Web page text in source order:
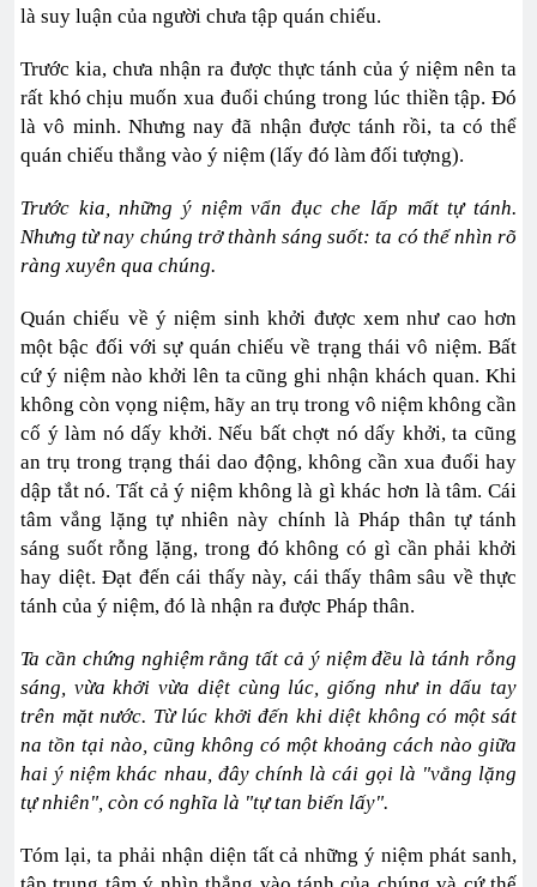
là suy luận của người chưa tập quán chiếu.
Trước kia, chưa nhận ra được thực tánh của ý niệm nên ta
rất khó chịu muốn xua đuổi chúng trong lúc thiền tập. Ðó
là vô minh. Nhưng nay đã nhận được tánh rồi, ta có thể
quán chiếu thẳng vào ý niệm (lấy đó làm đối tượng).
Trước kia, những ý niệm vẩn đục che lấp mất tự tánh.
Nhưng từ nay chúng trở thành sáng suốt: ta có thể nhìn rõ
ràng xuyên qua chúng.
Quán chiếu về ý niệm sinh khởi được xem như cao hơn
một bậc đối với sự quán chiếu về trạng thái vô niệm. Bất
cứ ý niệm nào khởi lên ta cũng ghi nhận khách quan. Khi
không còn vọng niệm, hãy an trụ trong vô niệm không cần
cố ý làm nó dấy khởi. Nếu bất chợt nó dấy khởi, ta cũng
an trụ trong trạng thái dao động, không cần xua đuổi hay
dập tắt nó. Tất cả ý niệm không là gì khác hơn là tâm. Cái
tâm vắng lặng tự nhiên này chính là Pháp thân tự tánh
sáng suốt rỗng lặng, trong đó không có gì cần phải khởi
hay diệt. Ðạt đến cái thấy này, cái thấy thâm sâu về thực
tánh của ý niệm, đó là nhận ra được Pháp thân.
Ta cần chứng nghiệm rằng tất cả ý niệm đều là tánh rỗng
sáng, vừa khởi vừa diệt cùng lúc, giống như in dấu tay
trên mặt nước. Từ lúc khởi đến khi diệt không có một sát
na tồn tại nào, cũng không có một khoảng cách nào giữa
hai ý niệm khác nhau, đây chính là cái gọi là "vắng lặng
tự nhiên", còn có nghĩa là "tự tan biến lấy".
Tóm lại, ta phải nhận diện tất cả những ý niệm phát sanh,